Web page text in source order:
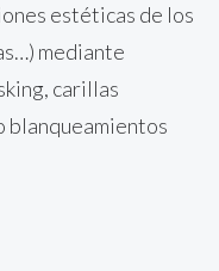
estéticas de los
mediante
carillas
blanqueamientos